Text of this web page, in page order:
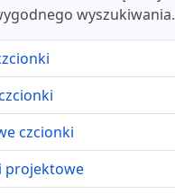
wyszukiwania.
czcionki
projektowe